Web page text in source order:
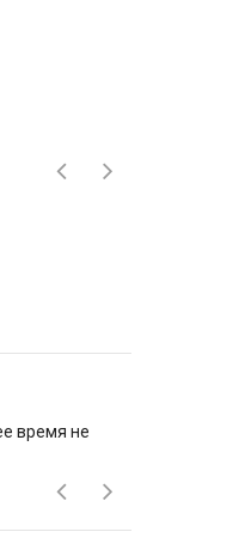
время не